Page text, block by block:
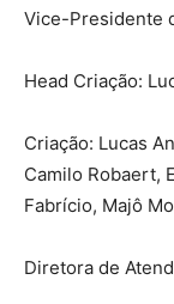
Vice-Presidente
Head Criação:
Criação: Lucas
Camilo Robaert,
Fabrício, Majô
Diretora de